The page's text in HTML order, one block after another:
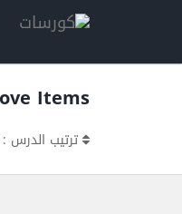
Items
ترتيب الدرس : 30